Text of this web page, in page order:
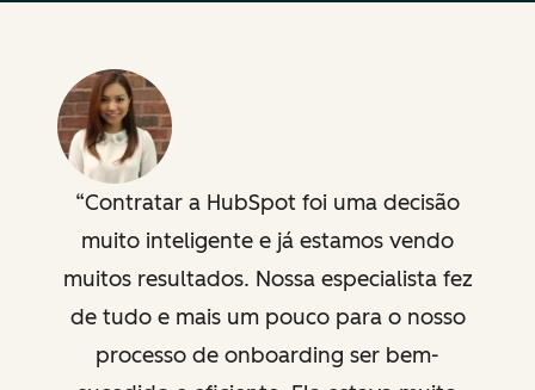
Contratar a HubSpot foi uma decisão
muito inteligente e já estamos vendo
muitos resultados. Nossa especialista fez
de tudo e mais um pouco para o nosso
processo de onboarding ser bem-